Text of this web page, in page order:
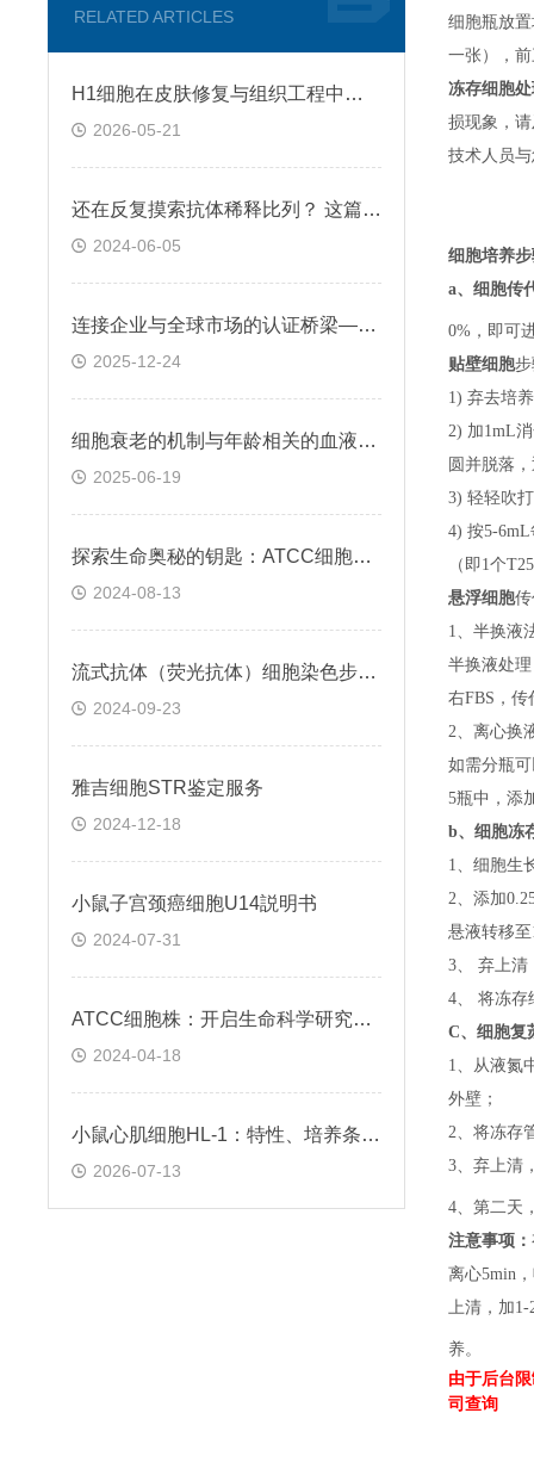
RELATED ARTICLES
H1细胞在皮肤修复与组织工程中的应用前景
2026-05-21
还在反复摸索抗体稀释比列？ 这篇IHC秘籍快来收好！
2024-06-05
连接企业与全球市场的认证桥梁——ATCC细胞
2025-12-24
细胞衰老的机制与年龄相关的血液凝固有关
2025-06-19
探索生命奥秘的钥匙：ATCC细胞株的科学之旅
2024-08-13
流式抗体（荧光抗体）细胞染色步骤与注意事项
2024-09-23
雅吉细胞STR鉴定服务
2024-12-18
小鼠子宫颈癌细胞U14説明书
2024-07-31
ATCC细胞株：开启生命科学研究的钥匙
2024-04-18
小鼠心肌细胞HL-1：特性、培养条件与科研应用场景解析
2026-07-13
细胞瓶放
一张）
，
冻存细胞
损现象，
技术人员
细胞培养
a、 细胞传
0%，即可
贴壁细胞
1) 弃去培
2) 加1mL
圆并脱落
3) 轻轻吹
4) 按5-
（即1个
悬浮细胞
1、半换液
半换液处
右FBS，
2、离心换
如需分瓶
5瓶中，添
b、 细胞冻
1、细胞生
2、添加
悬液转移
3、 弃上清
4、 将冻存
C、 细胞复
1、 从液氮
外壁；
2、 将冻存
3、 弃上清
4、 第二天
注意事项：
离心5min，
上清，加1-
养。
由于后台
司查询